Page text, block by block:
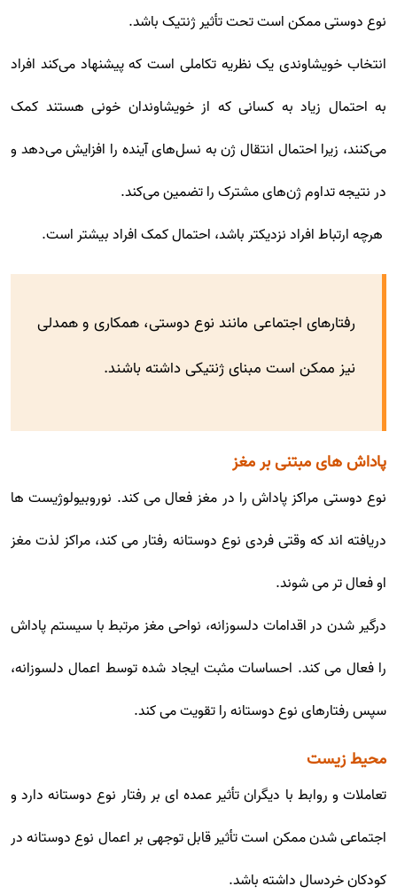
نوع دوستی ممکن است تحت تأثیر ژنتیک باشد.
انتخاب خویشاوندی یک نظریه تکاملی است که پیشنهاد می‌کند افراد
به احتمال زیاد به کسانی که از خویشاوندان خونی هستند کمک
می‌کنند، زیرا احتمال انتقال ژن به نسل‌های آینده را افزایش می‌دهد و
در نتیجه تداوم ژن‌های مشترک را تضمین می‌کند.
هرچه ارتباط افراد نزدیکتر باشد، احتمال کمک افراد بیشتر است.
رفتارهای اجتماعی مانند نوع دوستی، همکاری و همدلی
نیز ممکن است مبنای ژنتیکی داشته باشند.
پاداش های مبتنی بر مغز
نوع دوستی مراکز پاداش را در مغز فعال می کند. نوروبیولوژیست ها
دریافته اند که وقتی فردی نوع دوستانه رفتار می کند، مراکز لذت مغز
او فعال تر می شوند.
درگیر شدن در اقدامات دلسوزانه، نواحی مغز مرتبط با سیستم پاداش
را فعال می کند. احساسات مثبت ایجاد شده توسط اعمال دلسوزانه،
سپس رفتارهای نوع دوستانه را تقویت می کند.
محیط زیست
تعاملات و روابط با دیگران تأثیر عمده ای بر رفتار نوع دوستانه دارد و
اجتماعی شدن ممکن است تأثیر قابل توجهی بر اعمال نوع دوستانه در
کودکان خردسال داشته باشد.